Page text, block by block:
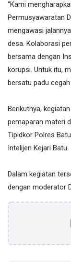
“Kami
Permusyawaratan
mengawasi
desa. Kolaborasi
bersama dengan
korupsi. Untuk itu,
bersatu padu
Berikutnya,
pemaparan materi
Tipidkor Polres
Intelijen Kejari Batu.
Dalam kegiatan
dengan moderator